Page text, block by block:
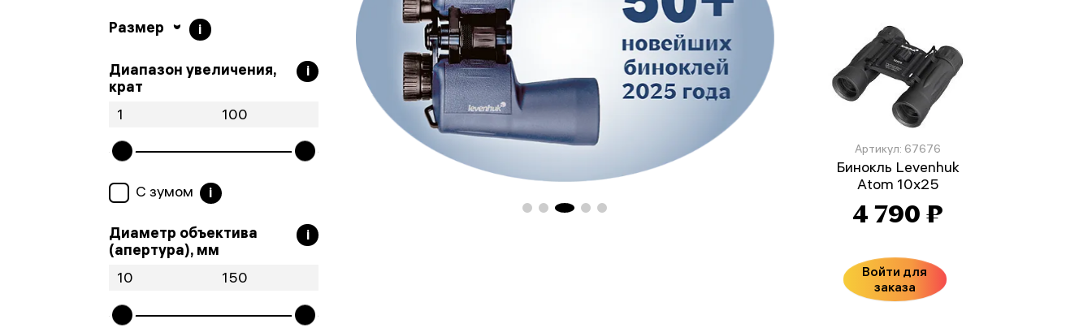
Размер
i
Диапазон увеличения,
крат
i
С зумом i
Диаметр объектива
(апертура), мм
i
Артикул: 67676
Бинокль Levenhuk
Atom 10x25
4 790 ₽
Войти для
заказа